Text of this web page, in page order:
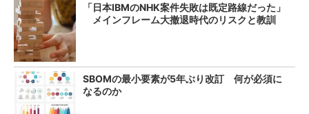
「日本IBMのNHK案件失敗は既定路線だった」
メインフレーム大撤退時代のリスクと教訓
SBOMの最小要素が5年ぶり改訂 何が必須に
なるのか